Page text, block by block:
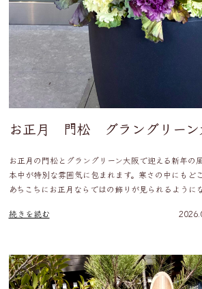
お正月 門松 グラングリーン
お正月の門松とグラングリーン大阪で迎える新年の
本中が特別な雰囲気に包まれます。寒さの中にもど
あちこちにお正月ならではの飾りが見られるように
続きを読む